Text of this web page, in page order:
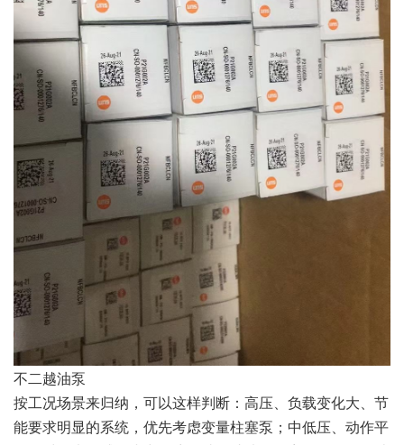
不二越油泵
按工况场景来归纳，可以这样判断：高压、负载变化大、节
能要求明显的系统，优先考虑变量柱塞泵；中低压、动作平